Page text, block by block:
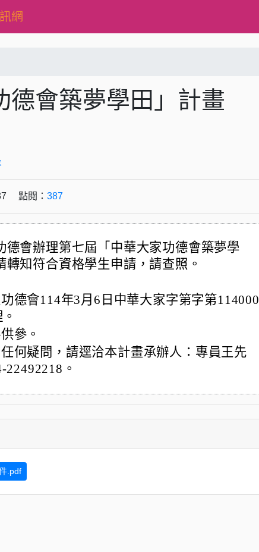
網
德會築夢學田」計畫
點閱： 387
德會辦理第七屆「中華大家功德會築夢學
轉知符合資格學生申請，請查照。
德會114年3月6日中華大家字第字第114000
參。
何疑問，請逕洽本計畫承辦人：專員王先
。
.pdf